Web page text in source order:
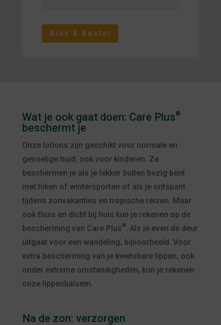
Kies & Bestel
Wat je ook gaat doen: Care Plus®
beschermt je
Onze lotions zijn geschikt voor normale en
gevoelige huid, ook voor kinderen. Ze
beschermen je als je lekker buiten bezig bent
met hiken of wintersporten of als je ontspant
tijdens zonvakanties en tropische reizen. Maar
ook thuis en dicht bij huis kun je rekenen op de
bescherming van Care Plus®. Als je even de deur
uitgaat voor een wandeling, bijvoorbeeld. Voor
extra bescherming van je kwetsbare lippen, ook
onder extreme omstandigheden, kun je rekenen
onze lippenbalsem.
Na de zon: verzorgen